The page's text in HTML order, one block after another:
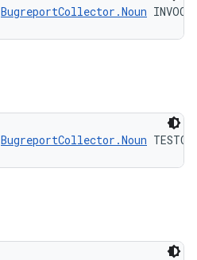
BugreportCollector.Noun
BugreportCollector.Noun